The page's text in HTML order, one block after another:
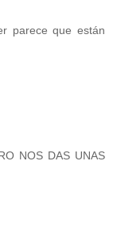
parece que están
NOS DAS UNAS